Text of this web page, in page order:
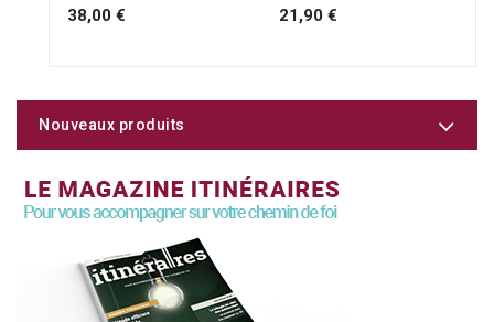
38,00 € 21,90 €
Nouveaux produits